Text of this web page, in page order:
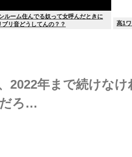
ルーム住んでる奴って女呼んだときに
ブリ音どうしてんの？？
高1ワ
2022年まで続けな
ろ…